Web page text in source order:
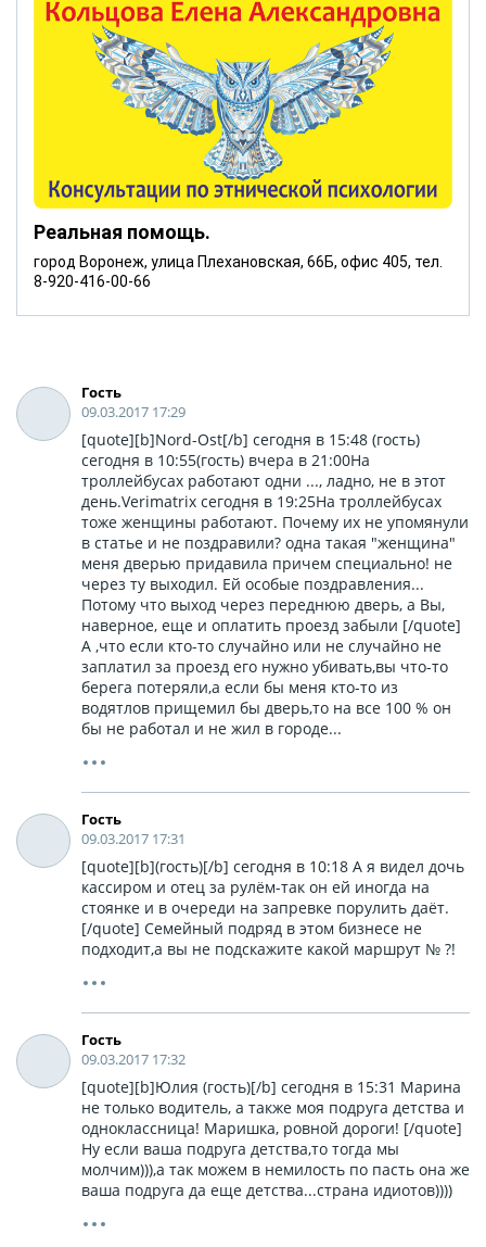
Реальная помощь.
город Воронеж, улица Плехановская, 66Б, офис 405, тел.
8-920-416-00-66
Гость
09.03.2017 17:29
[quote][b]Nord-Ost[/b] сегодня в 15:48 (гость)
сегодня в 10:55(гость) вчера в 21:00На
троллейбусах работают одни ..., ладно, не в этот
день.Verimatrix сегодня в 19:25На троллейбусах
тоже женщины работают. Почему их не упомянули
в статье и не поздравили? одна такая "женщина"
меня дверью придавила причем специально! не
через ту выходил. Ей особые поздравления...
Потому что выход через переднюю дверь, а Вы,
наверное, еще и оплатить проезд забыли [/quote]
А ,что если кто-то случайно или не случайно не
заплатил за проезд его нужно убивать,вы что-то
берега потеряли,а если бы меня кто-то из
водятлов прищемил бы дверь,то на все 100 % он
бы не работал и не жил в городе...
Гость
09.03.2017 17:31
[quote][b](гость)[/b] сегодня в 10:18 А я видел дочь
кассиром и отец за рулём-так он ей иногда на
стоянке и в очереди на запревке порулить даёт.
[/quote] Семейный подряд в этом бизнесе не
подходит,а вы не подскажите какой маршрут № ?!
Гость
09.03.2017 17:32
[quote][b]Юлия (гость)[/b] сегодня в 15:31 Марина
не только водитель, а также моя подруга детства и
одноклассница! Маришка, ровной дороги! [/quote]
Ну если ваша подруга детства,то тогда мы
молчим))),а так можем в немилость по пасть она же
ваша подруга да еще детства...страна идиотов))))